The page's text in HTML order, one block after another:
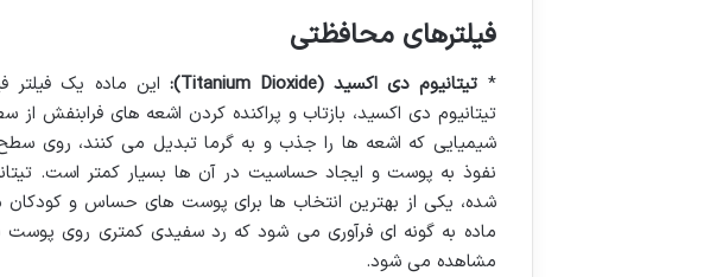
فیلترهای محافظتی
* تیتانیوم دی اکسید (Titanium Dioxide):
این ماده یک
تیتانیوم دی اکسید، بازتاب و پراکنده کردن اشعه های فرابنفش
شیمیایی که اشعه ها را جذب و به گرما تبدیل می کنند، روی
نفوذ به پوست و ایجاد حساسیت در آن ها بسیار کمتر است.
شده، یکی از بهترین انتخاب ها برای پوست های حساس و
ماده به گونه ای فرآوری می شود که رد سفیدی کمتری روی پوست
مشاهده می شود.